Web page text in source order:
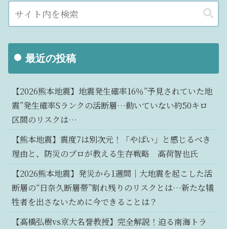
最近の投稿
【2026熊本地震】地震発生確率16％”予見されていた地
震”発生確率Sランクの活断層…動いていない約50キロ
区間のリスクは…
【熊本地震】震度7は別次元！「やばい」と感じるべき
理由と、防災のプロが教える生存戦略 高荷智也氏
【2026熊本地震】発災から1週間｜大地震を起こした活
断層の“日奈久断層帯”割れ残りのリスクとは…新たな犠
牲者を出さないために今できることは？
【高橋弘樹vs京大名誉教授】完全解説！迫る南海トラ